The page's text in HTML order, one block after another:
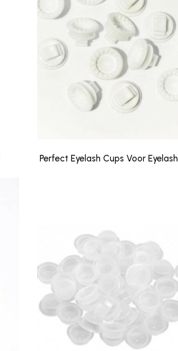
Perfect Eyelash Cups Voor